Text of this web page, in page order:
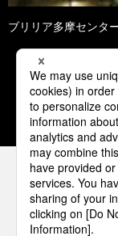
ブリリア多摩センタ
1
パナソニ